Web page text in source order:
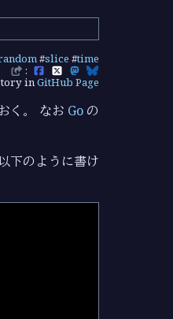
#slice #time
:
inGitHub Page
く。 なお Goの
下のように書け